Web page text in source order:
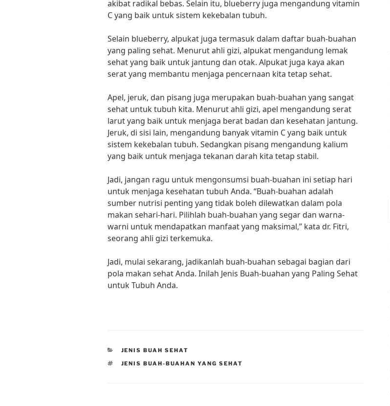
akibat radikal bebas. Selain itu, blueberry juga mengandung vitamin
C yang baik untuk sistem kekebalan tubuh.
Selain blueberry, alpukat juga termasuk dalam daftar buah-buahan
yang paling sehat. Menurut ahli gizi, alpukat mengandung lemak
sehat yang baik untuk jantung dan otak. Alpukat juga kaya akan
serat yang membantu menjaga pencernaan kita tetap sehat.
Apel, jeruk, dan pisang juga merupakan buah-buahan yang sangat
sehat untuk tubuh kita. Menurut ahli gizi, apel mengandung serat
larut yang baik untuk menjaga berat badan dan kesehatan jantung.
Jeruk, di sisi lain, mengandung banyak vitamin C yang baik untuk
sistem kekebalan tubuh. Sedangkan pisang mengandung kalium
yang baik untuk menjaga tekanan darah kita tetap stabil.
Jadi, jangan ragu untuk mengonsumsi buah-buahan ini setiap hari
untuk menjaga kesehatan tubuh Anda. “Buah-buahan adalah
sumber nutrisi penting yang tidak boleh dilewatkan dalam pola
makan sehari-hari. Pilihlah buah-buahan yang segar dan warna-
warni untuk mendapatkan manfaat yang maksimal,” kata dr. Fitri,
seorang ahli gizi terkemuka.
Jadi, mulai sekarang, jadikanlah buah-buahan sebagai bagian dari
pola makan sehat Anda. Inilah Jenis Buah-buahan yang Paling Sehat
untuk Tubuh Anda.
CATEGORIES
JENIS BUAH SEHAT
TAGS
JENIS BUAH-BUAHAN YANG SEHAT